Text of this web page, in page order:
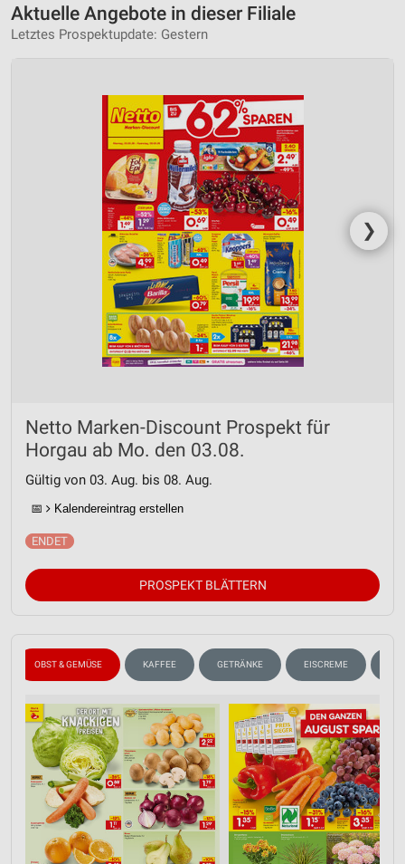
Aktuelle Angebote in dieser Filiale
Letztes Prospektupdate: Gestern
❯
Netto Marken-Discount Prospekt für
Horgau ab Mo. den 03.08.
Gültig von 03. Aug. bis 08. Aug.
📅 Kalendereintrag erstellen
PROSPEKT BLÄTTERN
OBST & GEMÜSE KAFFEE GETRÄNKE EISCREME